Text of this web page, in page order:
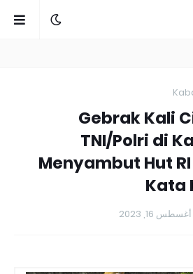
Gebrak Kali
TNI/Polri di
Menyambut Hut
Kata
أغسطس 16, 2023